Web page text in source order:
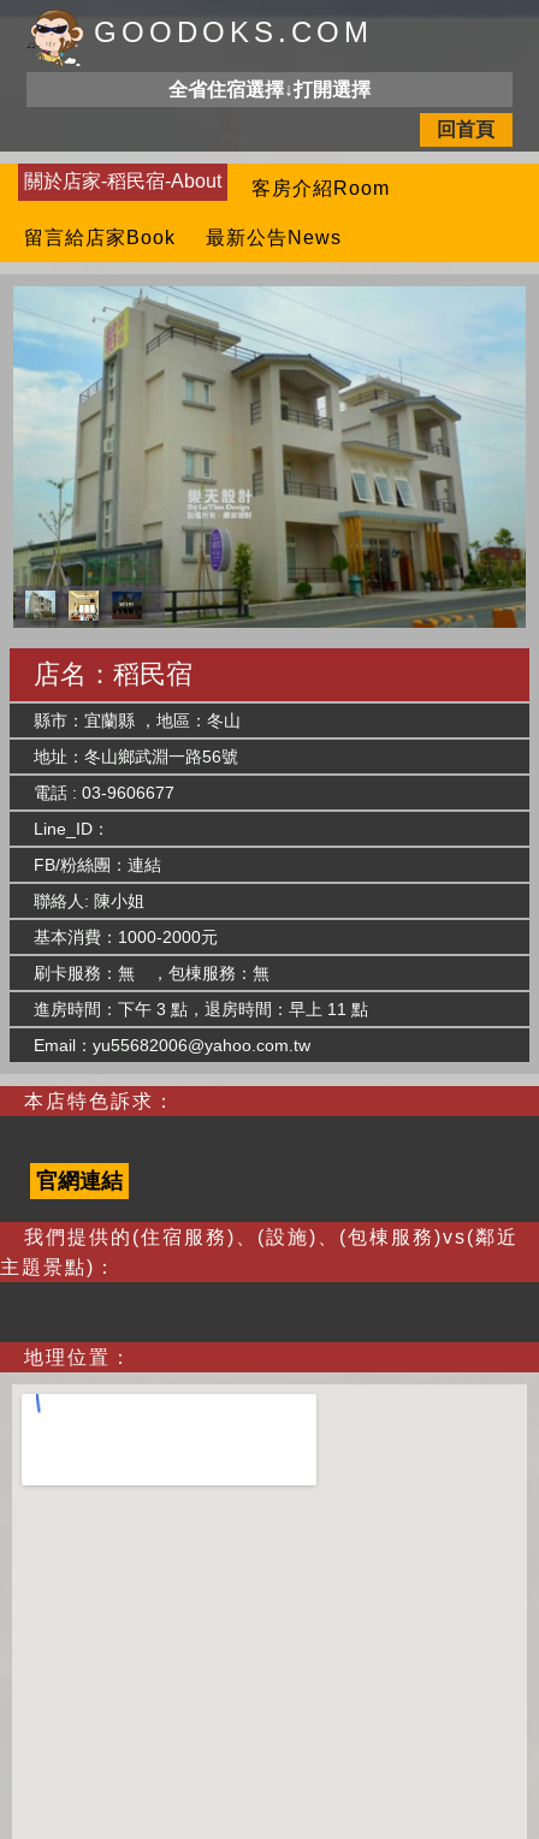
GOODOKS.COM
全省住宿選擇↓打開選擇
回首頁
關於店家-稻民宿-About 客房介紹Room
留言給店家Book 最新公告News
店名：稻民宿
縣市：宜蘭縣 ，地區：冬山
地址：冬山鄉武淵一路56號
電話 : 03-9606677
Line_ID：
FB/粉絲團： 連結
聯絡人: 陳小姐
基本消費：1000-2000元
刷卡服務：無 ，包棟服務：無
進房時間：下午 3 點，退房時間：早上 11 點
Email： yu55682006@yahoo.com.tw
本店特色訴求：
官網連結
我們提供的(住宿服務)、(設施)、(包棟服務)vs(鄰近
主題景點)：
地理位置：